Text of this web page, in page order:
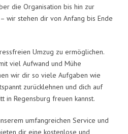
die Organisation bis hin zur
wir stehen dir von Anfang bis Ende
Umzug zu ermöglichen.
viel Aufwand und Mühe
wir dir so viele Aufgaben wie
zurücklehnen und dich auf
in Regensburg freuen kannst.
umfangreichen Service und
dir eine kostenlose und